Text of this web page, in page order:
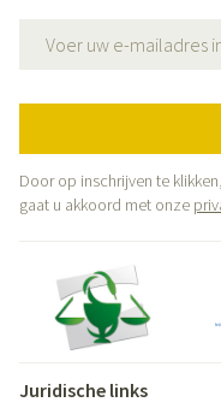
Door op inschrijven te
gaat u akkoord met onze
Juridische links